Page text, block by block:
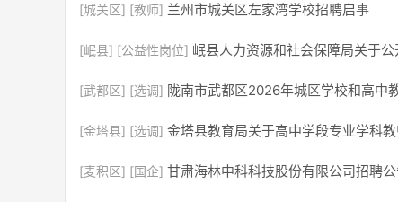
[城关区] [教师] 兰州市城关区左家湾学校招聘启事
[岷县] [公益性岗位] 岷县人力资源和社会保障局关于
[武都区] [选调] 陇南市武都区2026年城区学校和高中
[金塔县] [选调] 金塔县教育局关于高中学段专业学科
[麦积区] [国企] 甘肃海林中科科技股份有限公司招聘